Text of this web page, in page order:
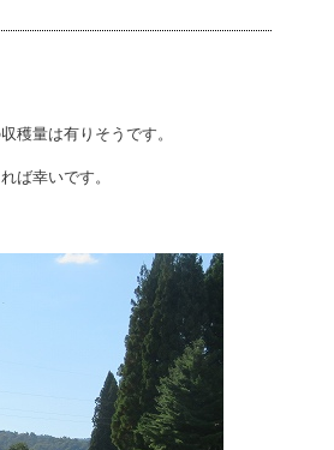
穫量は有りそうです。
ば幸いです。